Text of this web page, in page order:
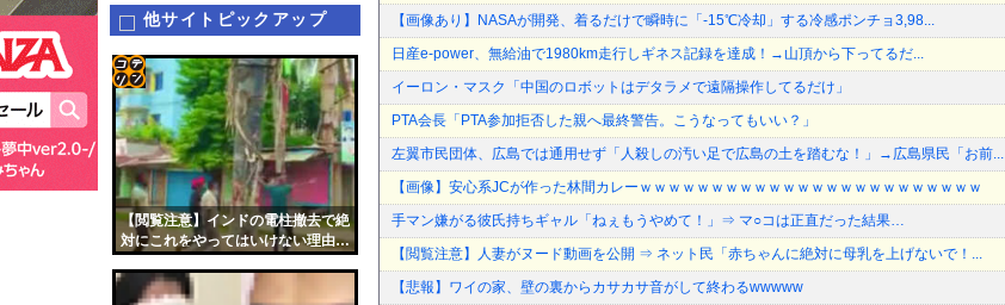
他サイトピックアップ
【閲覧注意】インドの電柱撤去で絶
対にこれをやってはいけない理由…
コテ
リン
- 固
定リ
ンク
自動
【画像あり】NASAが開発、着るだけで瞬時に「-15℃冷却」する冷感ポンチョ3,98...
日産e-power、無給油で1980km走行しギネス記録を達成！→山頂から下ってるだ...
イーロン・マスク「中国のロボットはデタラメで遠隔操作してるだけ」
PTA会長「PTA参加拒否した親へ最終警告。こうなってもいい？」
左翼市民団体、広島では通用せず「人殺しの汚い足で広島の土を踏むな！」→広島県民「お前...
【画像】安心系JCが作った林間カレーｗｗｗｗｗｗｗｗｗｗｗｗｗｗｗｗｗｗｗｗｗｗｗｗ
手マン嫌がる彼氏持ちギャル「ねぇもうやめて！」⇒ マ○コは正直だった結果…
【閲覧注意】人妻がヌード動画を公開 ⇒ ネット民「赤ちゃんに絶対に母乳を上げないで！...
【悲報】ワイの家、壁の裏からカサカサ音がして終わるwwwww